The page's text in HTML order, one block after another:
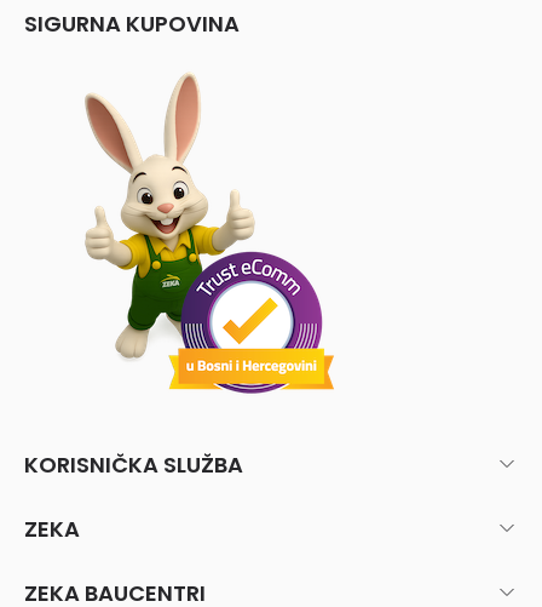
SIGURNA KUPOVINA
KORISNIČKA SLUŽBA
ZEKA
ZEKA BAUCENTRI